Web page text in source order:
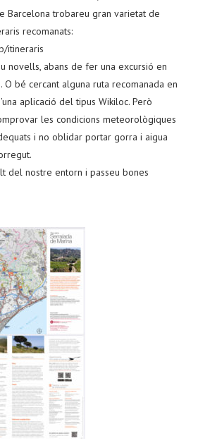
Barcelona trobareu gran varietat de
recomanats:
itineraris
novells, abans de fer una excursió en
bé cercant alguna ruta recomanada en
aplicació del tipus Wikiloc. Però
les condicions meteorològiques
i no oblidar portar gorra i aigua
del nostre entorn i passeu bones